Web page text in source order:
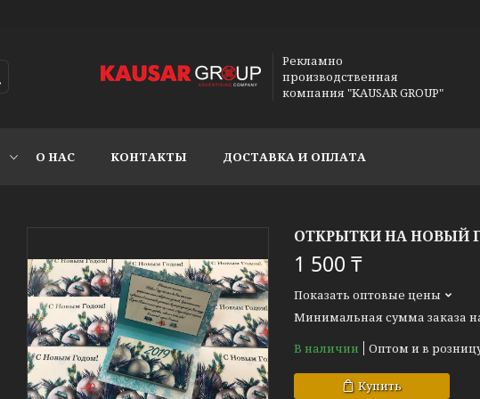
Рекламно
производственная
компания "KAUSAR GROUP"
О НАС КОНТАКТЫ ДОСТАВКА И ОПЛАТА
ОТКРЫТКИ НА НОВЫЙ
1 500 ₸
Показать оптовые цены
Минимальная сумма заказа
В наличии
Оптом и в
Купить